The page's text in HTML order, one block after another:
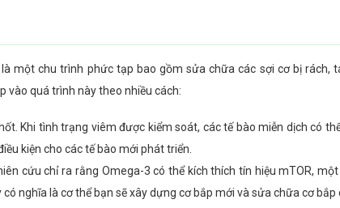
một chu trình phức tạp bao gồm sửa chữa các sợi cơ bị rách,
vào quá trình này theo nhiều cách:
Khi tình trạng viêm được kiểm soát, các tế bào miễn dịch có
kiện cho các tế bào mới phát triển.
cứu chỉ ra rằng Omega-3 có thể kích thích tín hiệu mTOR,
nghĩa là cơ thể bạn sẽ xây dựng cơ bắp mới và sửa chữa cơ bắp